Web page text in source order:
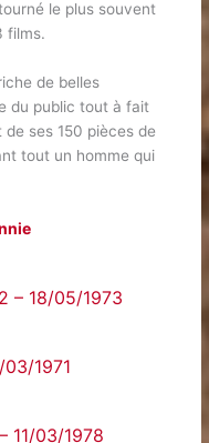
le plus souvent
films.
de belles
du public tout à fait
ses 150 pièces de
tout un homme qui
– 18/05/1973
1971
11/03/1978